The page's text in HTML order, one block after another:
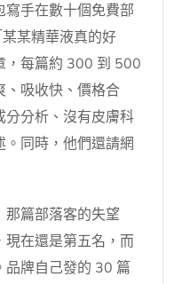
手在數十個免費部
某精華液真的好
，每篇約 300 到 500
、吸收快、價格合
分分析、沒有皮膚科
同時，他們還請網
那篇部落客的失望
現在還是第五名，而
品牌自己發的 30 篇